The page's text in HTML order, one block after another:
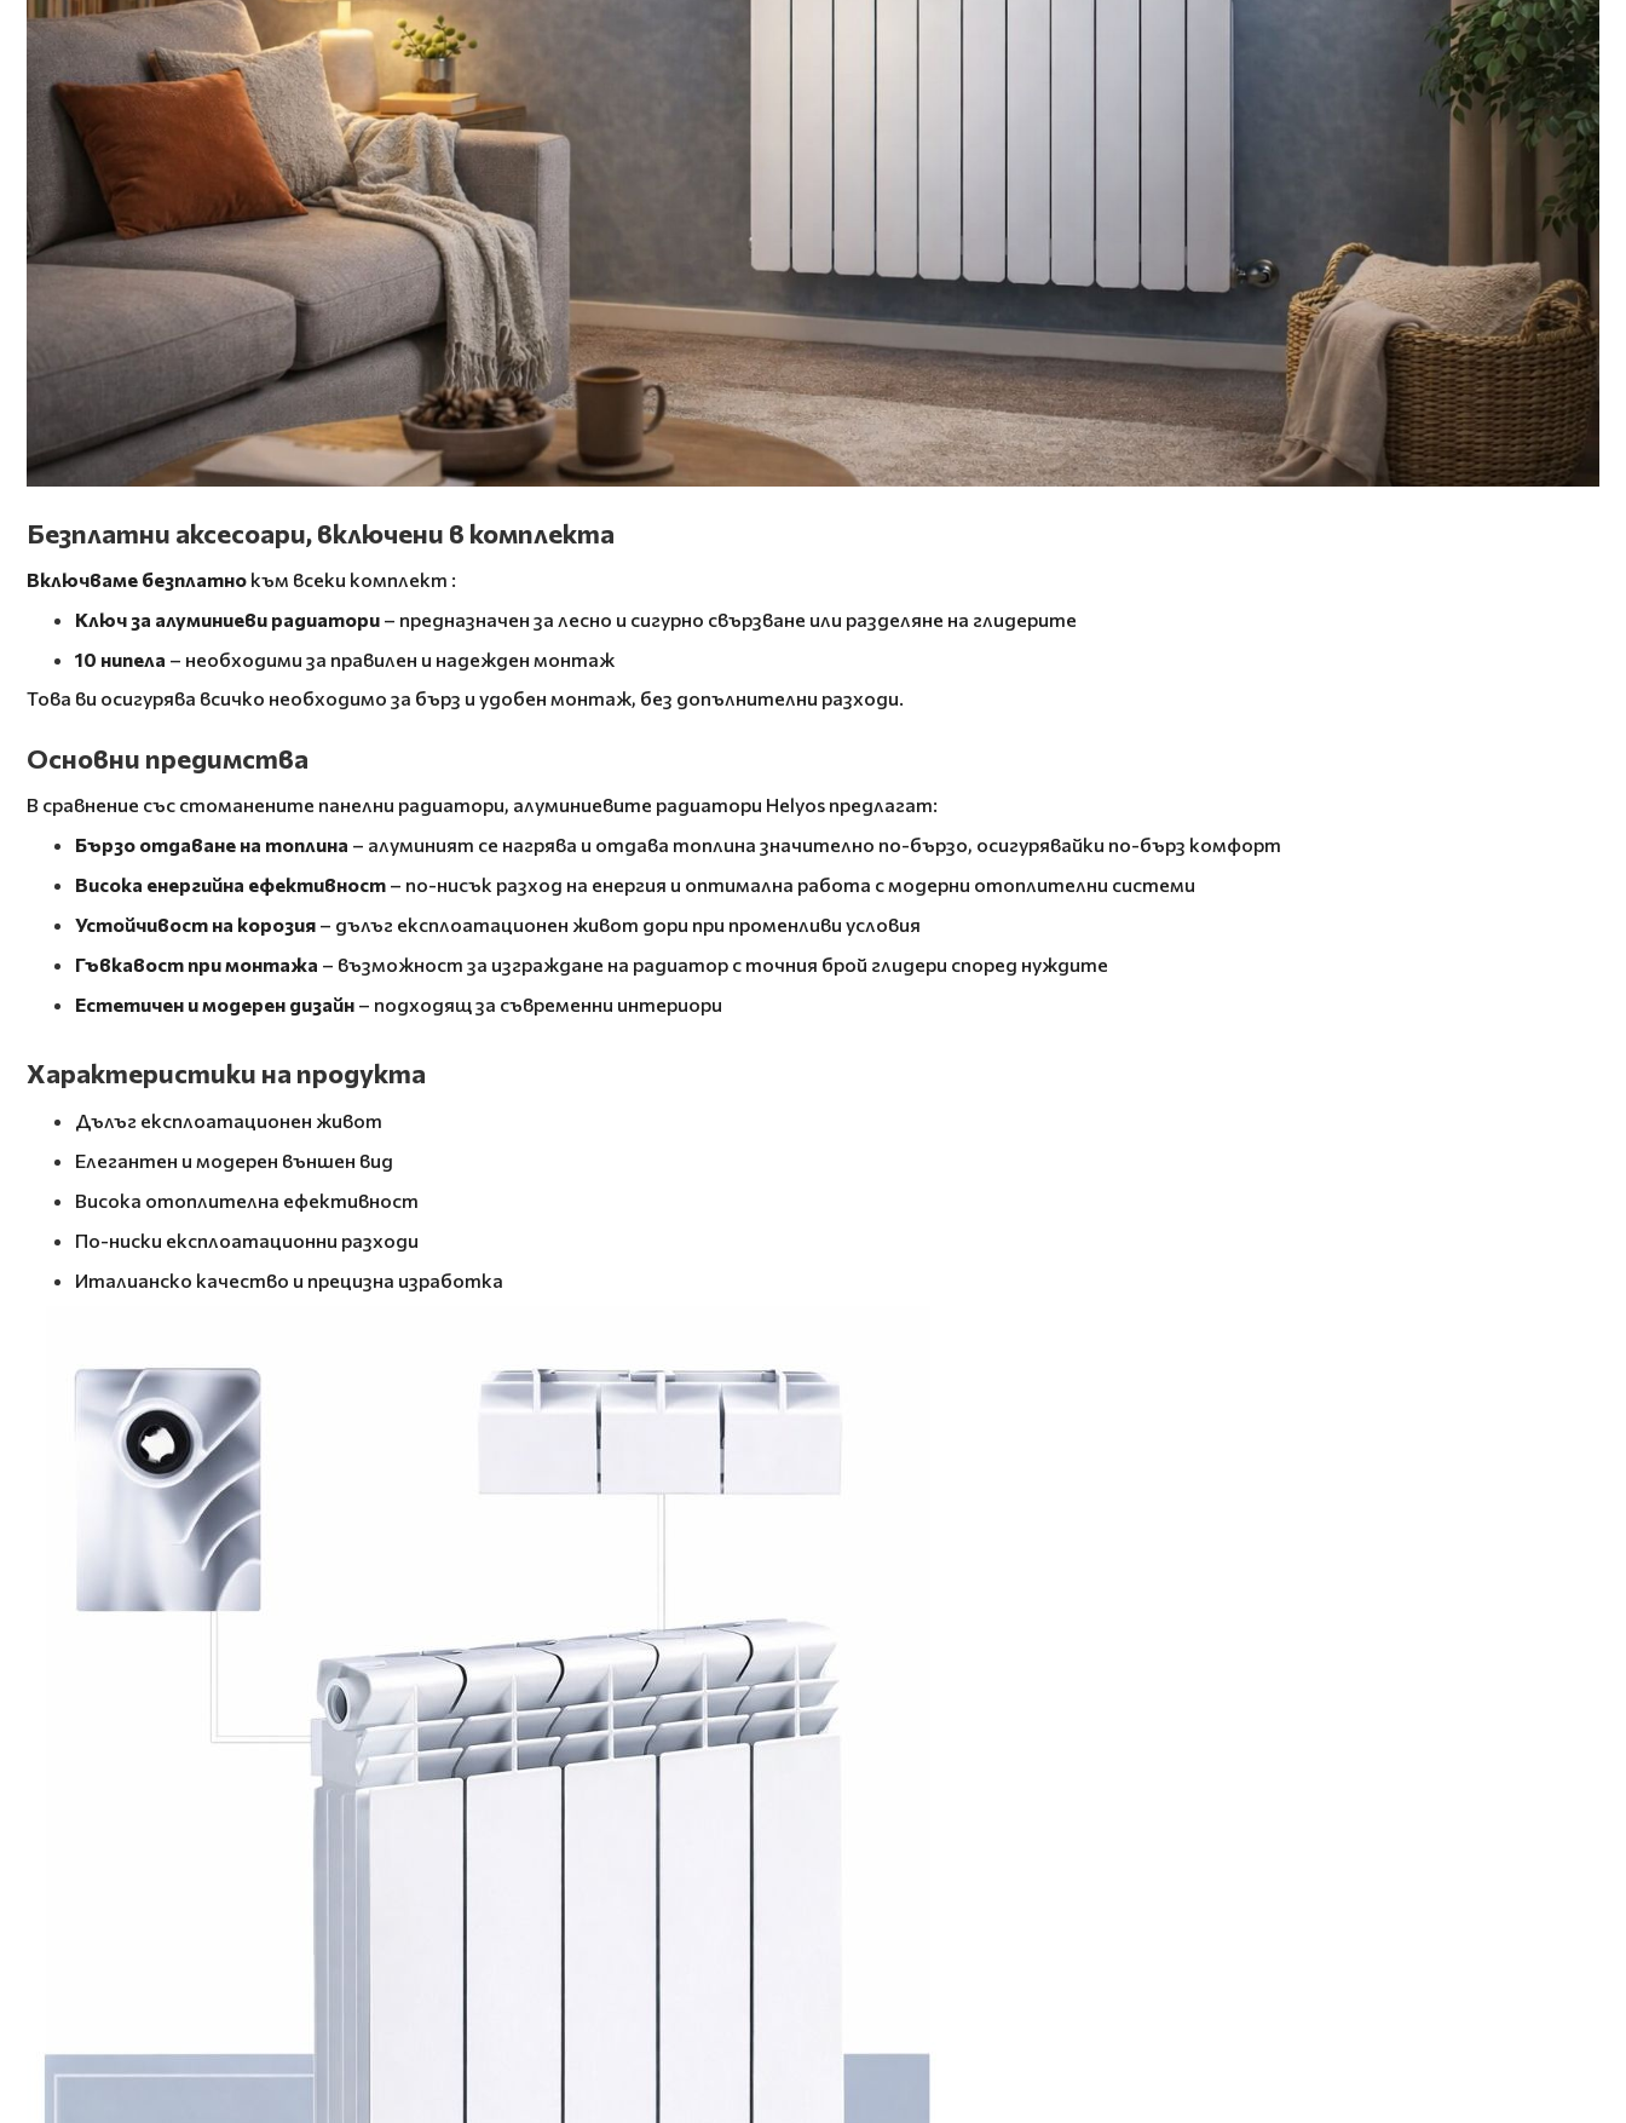
Безплатни аксесоари, включени в комплекта
Включваме безплатно към всеки комплект :
Ключ за алуминиеви радиатори – предназначен за лесно и сигурно свързване или разделяне на глидерите
10 нипела – необходими за правилен и надежден монтаж
Това ви осигурява всичко необходимо за бърз и удобен монтаж, без допълнителни разходи.
Основни предимства
В сравнение със стоманените панелни радиатори, алуминиевите радиатори Helyos предлагат:
Бързо отдаване на топлина – алуминият се нагрява и отдава топлина значително по-бързо, осигурявайки по-бърз комфорт
Висока енергийна ефективност – по-нисък разход на енергия и оптимална работа с модерни отоплителни системи
Устойчивост на корозия – дълъг експлоатационен живот дори при променливи условия
Гъвкавост при монтажа – възможност за изграждане на радиатор с точния брой глидери според нуждите
Естетичен и модерен дизайн – подходящ за съвременни интериори
Характеристики на продукта
Дълъг експлоатационен живот
Елегантен и модерен външен вид
Висока отоплителна ефективност
По-ниски експлоатационни разходи
Италианско качество и прецизна изработка